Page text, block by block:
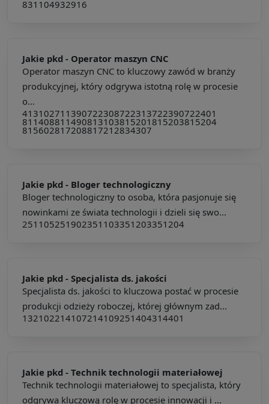
831104932916
Jakie pkd - Operator maszyn CNC
Operator maszyn CNC to kluczowy zawód w branży
produkcyjnej, który odgrywa istotną rolę w procesie
o...
413102711390722308722313722390722401
811408811490813103815201815203815204
815602817208817212834307
Jakie pkd - Bloger technologiczny
Bloger technologiczny to osoba, która pasjonuje się
nowinkami ze świata technologii i dzieli się swo...
251105251902351103351203351204
Jakie pkd - Specjalista ds. jakości
Specjalista ds. jakości to kluczowa postać w procesie
produkcji odzieży roboczej, której głównym zad...
132102214107214109251404314401
Jakie pkd - Technik technologii materiałowej
Technik technologii materiałowej to specjalista, który
odgrywa kluczową rolę w procesie innowacji i ...